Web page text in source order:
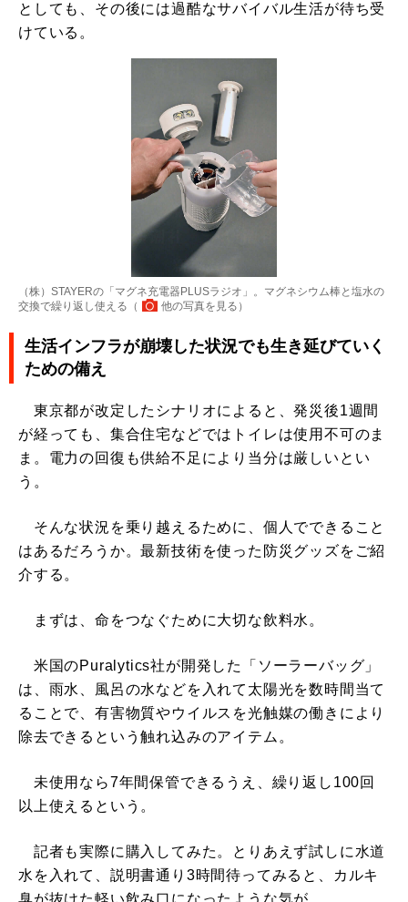
としても、その後には過酷なサバイバル生活が待ち受
けている。
（株）STAYERの「マグネ充電器PLUSラジオ」。マグネシウム棒と塩水の
交換で繰り返し使える（
他の写真を見る ）
生活インフラが崩壊した状況でも生き延びていく
ための備え
東京都が改定したシナリオによると、発災後1週間
が経っても、集合住宅などではトイレは使用不可のま
ま。電力の回復も供給不足により当分は厳しいとい
う。
そんな状況を乗り越えるために、個人でできること
はあるだろうか。最新技術を使った防災グッズをご紹
介する。
まずは、命をつなぐために大切な飲料水。
米国のPuralytics社が開発した「ソーラーバッグ」
は、雨水、風呂の水などを入れて太陽光を数時間当て
ることで、有害物質やウイルスを光触媒の働きにより
除去できるという触れ込みのアイテム。
未使用なら7年間保管できるうえ、繰り返し100回
以上使えるという。
記者も実際に購入してみた。とりあえず試しに水道
水を入れて、説明書通り3時間待ってみると、カルキ